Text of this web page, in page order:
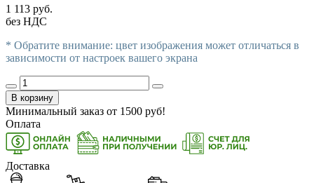
1 113 руб.
без НДС
* Обратите внимание: цвет изображения может отличаться в
зависимости от настроек вашего экрана
В корзину
Минимальный заказ от 1500 руб!
Оплата
Доставка